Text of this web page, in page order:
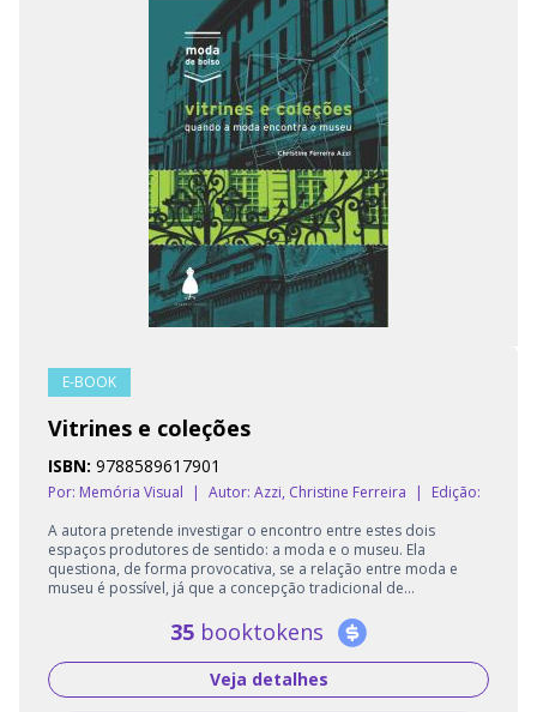
E-BOOK
Vitrines e coleções
ISBN: 9788589617901
Por: Memória Visual | Autor: Azzi, Christine Ferreira |
Edição:
A autora pretende investigar o encontro entre estes dois
espaços produtores de sentido: a moda e o museu. Ela
questiona, de forma provocativa, se a relação entre moda e
museu é possível, já que a concepção tradicional de...
35 booktokens
Veja detalhes